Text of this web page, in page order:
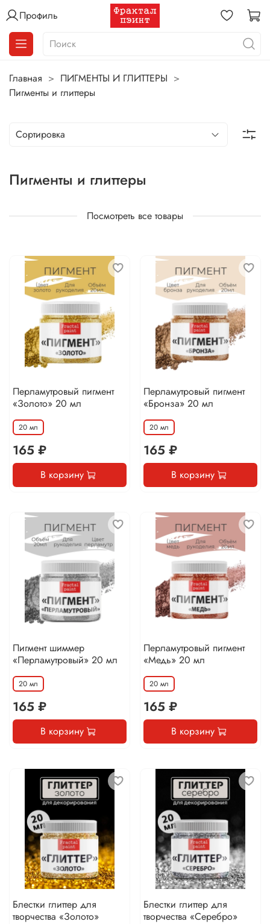
Профиль
Главная
ПИГМЕНТЫ И ГЛИТТЕРЫ
Пигменты и глиттеры
Пигменты и глиттеры
Посмотреть все товары
Перламутровый пигмент
«Золото» 20 мл
20 мл
165 ₽
В корзину
Перламутровый пигмент
«Бронза» 20 мл
20 мл
165 ₽
В корзину
Пигмент шиммер
«Перламутровый» 20 мл
20 мл
165 ₽
В корзину
Перламутровый пигмент
«Медь» 20 мл
20 мл
165 ₽
В корзину
Блестки глиттер для
творчества «Золото»
Блестки глиттер для
творчества «Серебро»